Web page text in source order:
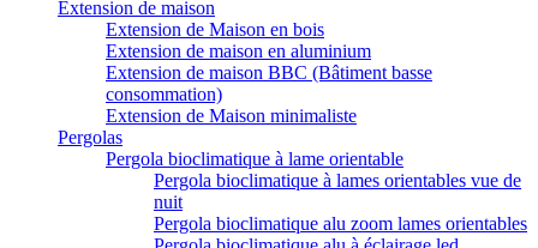
Extension de maison
Extension de Maison en bois
Extension de maison en aluminium
Extension de maison BBC (Bâtiment basse
consommation)
Extension de Maison minimaliste
Pergolas
Pergola bioclimatique à lame orientable
Pergola bioclimatique à lames orientables vue de
nuit
Pergola bioclimatique alu zoom lames orientables